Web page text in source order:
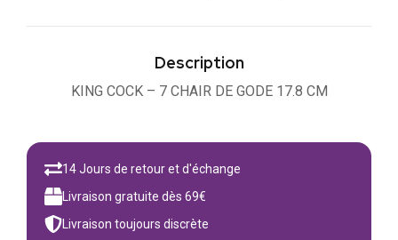
Description
KING COCK – 7 CHAIR DE GODE 17.8 CM
14 Jours de retour et d'échange
Livraison gratuite dès 69€
Livraison toujours discrète